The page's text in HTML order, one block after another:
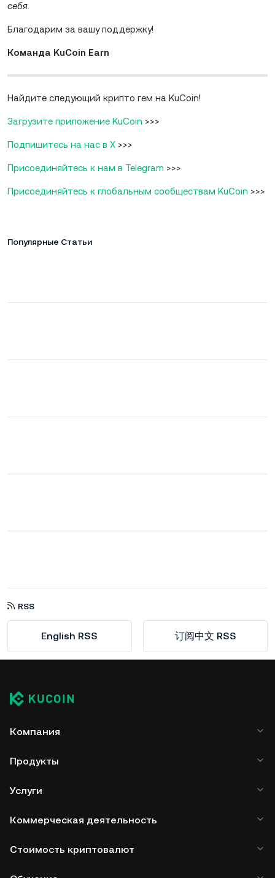
себя.
Благодарим за вашу поддержку!
Команда KuCoin Earn
Найдите следующий крипто гем на KuCoin!
Загрузите приложение KuCoin >>>
Подпишитесь на нас в X >>>
Присоединяйтесь к нам в Telegram >>>
Присоединяйтесь к глобальным сообществам KuCoin >>>
Популярные Статьи
RSS
English RSS 订阅中文 RSS
Компания
Продукты
Услуги
Коммерческая деятельность
Стоимость криптовалют